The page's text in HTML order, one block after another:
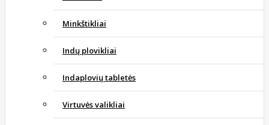
Minkštikliai
Indų plovikliai
Indaplovių tabletės
Virtuvės valikliai